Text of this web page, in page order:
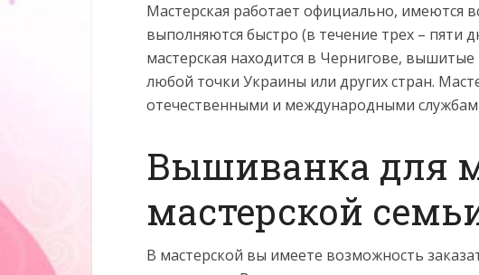
Мастерская работает официально, имеются
выполняются быстро (в течение трех – пяти
мастерская находится в Чернигове,
любой точки Украины или других стран.
отечественными и международными
Вышиванка для
мастерской
В мастерской вы имеете возможность